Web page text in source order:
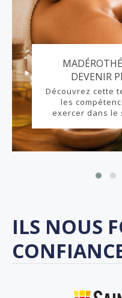
DEVENIR
Découvrez cette
les
exercer dans le
ILS NOUS